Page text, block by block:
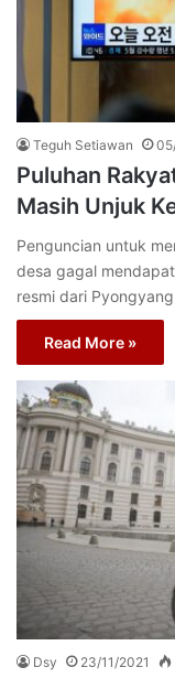
Teguh Setiawan
Puluhan
Masih Unjuk
Penguncian untuk
desa gagal
resmi dari
Read More »
Dsy 23/11/2021